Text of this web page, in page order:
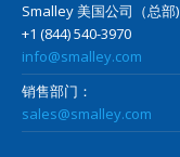
Smalley 美国公司（总部)
+1 (844) 540-3970
info@smalley.com
销售部门：
sales@smalley.com